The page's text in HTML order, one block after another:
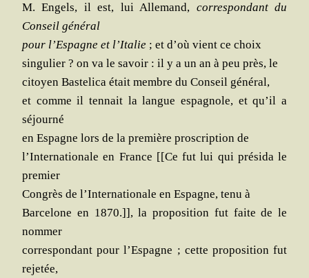
M. Engels, il est, lui Alle­mand, cor­res­pon­dant du
Conseil général
pour l’Es­pagne et l’I­ta­lie ; et d’où vient ce choix
sin­gu­lier ? on va le savoir : il y a un an à peu près, le
citoyen Bas­te­li­ca était membre du Conseil général,
et comme il ten­nait la langue espa­gnole, et qu’il a
séjourné
en Espagne lors de la pre­mière pros­crip­tion de
l’In­ter­na­tio­nale en France [[Ce fut lui qui pré­si­da le
premier
Congrès de l’In­ter­na­tio­nale en Espagne, tenu à
Bar­ce­lone en 1870.]], la pro­po­si­tion fut faite de le
nommer
cor­res­pon­dant pour l’Es­pagne ; cette pro­po­si­tion fut
rejetée,